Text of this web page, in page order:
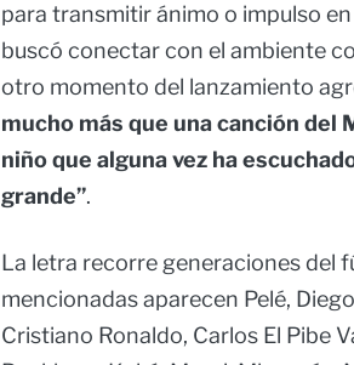
para transmitir ánimo o impulso
buscó conectar con el ambiente
otro momento del lanzamiento
mucho más que una canción del
niño que alguna vez ha
grande”.
La letra recorre generaciones del
mencionadas aparecen Pelé,
Cristiano Ronaldo, Carlos El Pibe